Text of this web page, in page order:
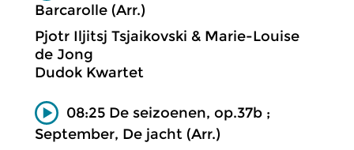
Barcarolle (Arr.)
Pjotr Iljitsj Tsjaikovski & Marie-Louise
de Jong
Dudok Kwartet
08:25 De seizoenen, op.37b ;
September, De jacht (Arr.)